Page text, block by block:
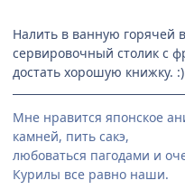
Налить в ванную горячей
сервировочный столик с
достать хорошую книжку. :)
Мне нравится японское
камней, пить сакэ,
любоваться пагодами и
Курилы все равно наши.